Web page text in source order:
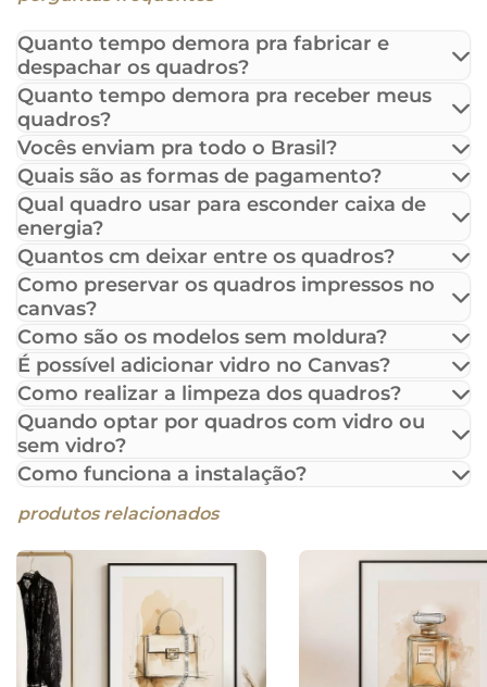
Quanto tempo demora pra fabricar e
despachar os quadros?
Quanto tempo demora pra receber meus
quadros?
Vocês enviam pra todo o Brasil?
Quais são as formas de pagamento?
Qual quadro usar para esconder caixa de
energia?
Quantos cm deixar entre os quadros?
Como preservar os quadros impressos no
canvas?
Como são os modelos sem moldura?
É possível adicionar vidro no Canvas?
Como realizar a limpeza dos quadros?
Quando optar por quadros com vidro ou
sem vidro?
Como funciona a instalação?
produtos relacionados